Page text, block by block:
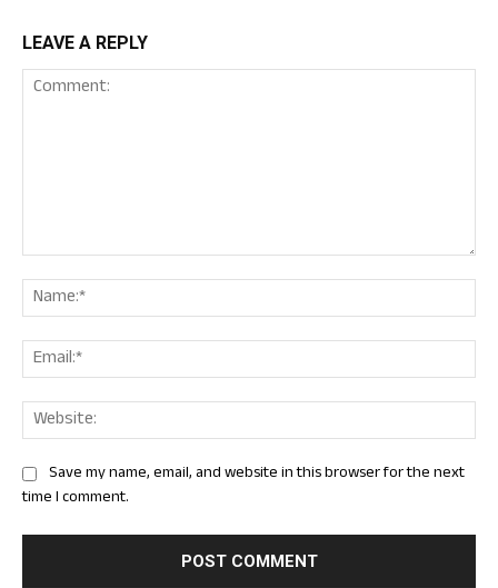
LEAVE A REPLY
Save my name, email, and website in this browser for the next
time I comment.